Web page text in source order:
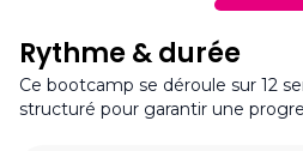
- Tester et ajuster les
de données et l’A/B
d’un cahier des charges.
- Optimiser l'application
référencement.
- Rédiger une
Rythme & durée
Ce bootcamp se déroule sur 12
structuré pour garantir une